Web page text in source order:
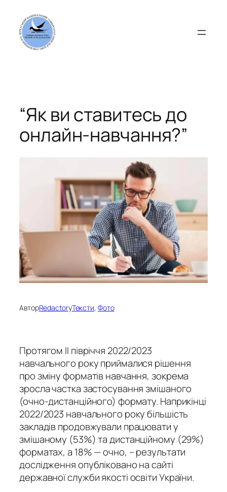
вмісту
“Як ви ставитесь до
онлайн-навчання?”
АвторRedactorуТексти, Фото
Протягом ІІ півріччя 2022/2023
навчального року приймалися рішення
про зміну форматів навчання, зокрема
зросла частка застосування змішаного
(очно-дистанційного) формату. Наприкінці
2022/2023 навчального року більшість
закладів продовжували працювати у
змішаному (53%) та дистанційному (29%)
форматах, а 18% — очно, – результати
дослідження опубліковано на сайті
державної служби якості освіти України.